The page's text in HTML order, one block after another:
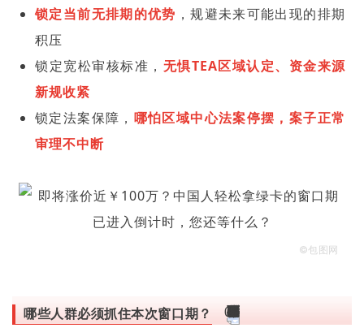
锁定当前无排期的优势 ，规避未来可能出现的排期
积压
锁定宽松审核标准， 无惧TEA区域认定、资金来源
新规收紧
锁定法案保障， 哪怕区域中心法案停摆，案子正常
审理不中断
©包图网
哪些人群必须抓住本次窗口期？